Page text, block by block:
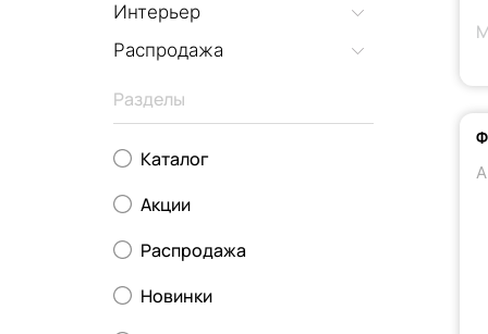
Интерьер
Распродажа
Разделы
Каталог
Акции
Распродажа
Новинки